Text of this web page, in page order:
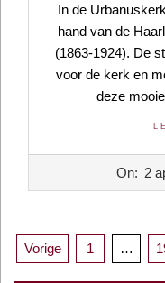
In de
hand van de
(1863-1924). De
voor de kerk en
deze
On: 2
Berichten
Vorige 1 …